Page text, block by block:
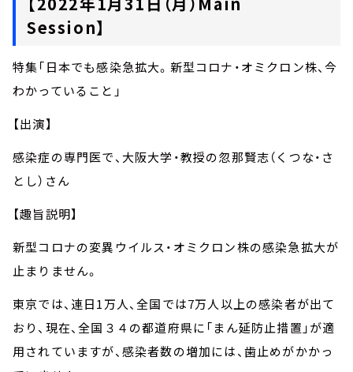
Session】
特集「日本でも感染急拡大。新型コロナ・オミクロン株、今
わかっていること」
【出演】
感染症の専門医で、大阪大学・教授の忽那賢志（くつな・さ
とし）さん
【趣旨説明】
新型コロナの変異ウイルス・オミクロン株の感染急拡大が
止まりません。
東京では、連日1万人、全国では7万人以上の感染者が出て
おり、現在、全国３４の都道府県に「まん延防止措置」が適
用されていますが、感染者数の増加には、歯止めがかかっ